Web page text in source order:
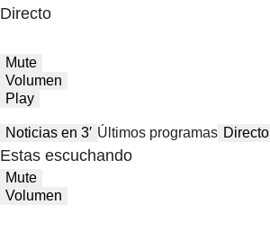
Directo
Mute
Volumen
Play
Noticias en 3′ Últimos programas Directo
Estas escuchando
Mute
Volumen